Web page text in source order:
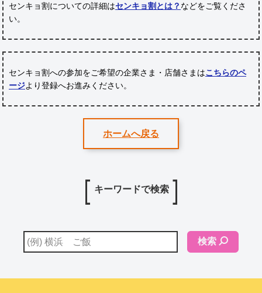
センキョ割についての詳細はセンキョ割とは？ などをご覧くださ
い。
センキョ割への参加をご希望の企業さま・店舗さまはこちらのペ
ージより登録へお進みください。
ホームへ戻る
キーワードで検索
検索